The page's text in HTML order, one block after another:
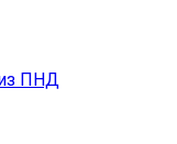
из ПНД